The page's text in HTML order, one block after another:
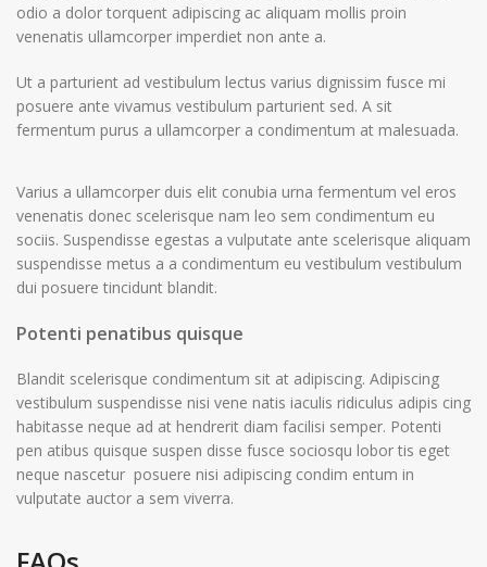
odio a dolor torquent adipiscing ac aliquam mollis proin
venenatis ullamcorper imperdiet non ante a.
Ut a parturient ad vestibulum lectus varius dignissim fusce mi
posuere ante vivamus vestibulum parturient sed. A sit
fermentum purus a ullamcorper a condimentum at malesuada.
Varius a ullamcorper duis elit conubia urna fermentum vel eros
venenatis donec scelerisque nam leo sem condimentum eu
sociis. Suspendisse egestas a vulputate ante scelerisque aliquam
suspendisse metus a a condimentum eu vestibulum vestibulum
dui posuere tincidunt blandit.
Potenti penatibus quisque
Blandit scelerisque condimentum sit at adipiscing. Adipiscing
vestibulum suspendisse nisi vene natis iaculis ridiculus adipis cing
habitasse neque ad at hendrerit diam facilisi semper. Potenti
pen atibus quisque suspen disse fusce sociosqu lobor tis eget
neque nascetur posuere nisi adipiscing condim entum in
vulputate auctor a sem viverra.